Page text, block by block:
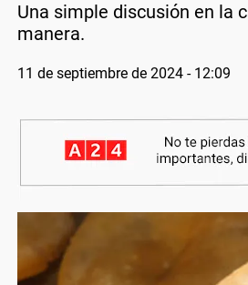
Una simple discusión en la
manera.
11 de septiembre de 2024 - 12:09